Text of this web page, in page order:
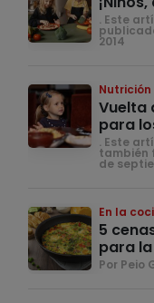
. Este
2014
Nutrición
Vuelta
para
. Este
también
de
En la
5
para
Por Peio